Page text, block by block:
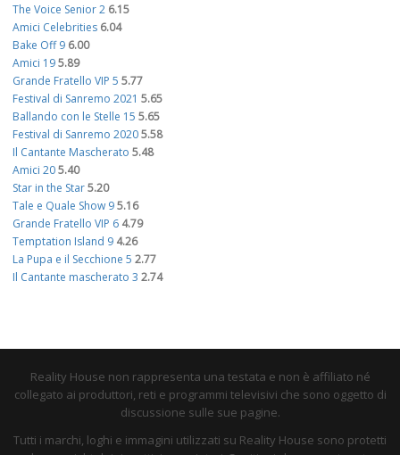
The Voice Senior 2 6.15
Amici Celebrities 6.04
Bake Off 9 6.00
Amici 195.89
Grande Fratello VIP 5 5.77
Festival di Sanremo 2021 5.65
Ballando con le Stelle 15 5.65
Festival di Sanremo 20205.58
Il Cantante Mascherato 5.48
Amici 205.40
Star in the Star5.20
Tale e Quale Show 95.16
Grande Fratello VIP 6 4.79
Temptation Island 9 4.26
La Pupa e il Secchione 5 2.77
Il Cantante mascherato 3 2.74
Reality House non rappresenta una testata e non è affiliato né
collegato ai produttori, reti e programmi televisivi che sono oggetto di
discussione sulle sue pagine.
Tutti i marchi, loghi e immagini utilizzati su Reality House sono protetti